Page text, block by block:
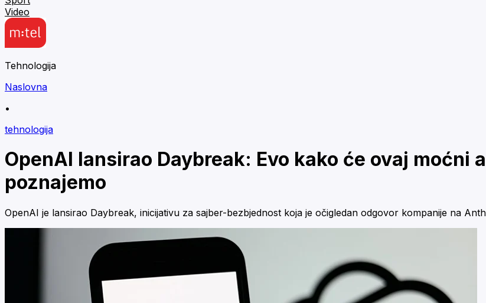
Video
Tehnologija
Naslovna
•
tehnologija
OpenAI lansirao Daybreak: Evo kako će ovaj
poznajemo
OpenAI je lansirao Daybreak, inicijativu za sajber-bezbjednost koja je očigledan odgovor kompanije na